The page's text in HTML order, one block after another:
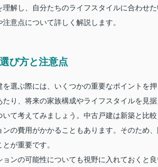
理解し、自分たちのライフスタイルに合わせ
意点について詳しく解説します。
び方と注意点
を選ぶ際には、いくつかの重要なポイントを
たり、将来の家族構成やライフスタイルを見
いて考えてみましょう。中古戸建は新築と比
ンの費用がかかることもあります。そのため
が重要です。
ョンの可能性についても視野に入れておくと